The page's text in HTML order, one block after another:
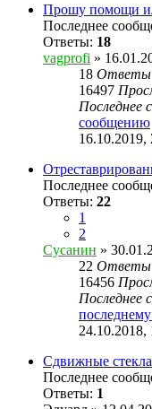
Прошу помощи
Последнее
Ответы: 18
vagprofi »
18 Ответы
16497
Последнее
сообщению
16.10.2019,
Последнее
Ответы: 22
1
2
Сусанин »
22 Ответы
16456
Последнее
24.10.2018,
Сдвижные
Последнее
Ответы: 1